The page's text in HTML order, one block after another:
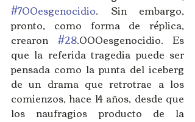
#700esgenocidio. Sin embargo,
pronto, como forma de réplica,
crearon #28.000esgenocidio. Es
que la referida tragedia puede ser
pensada como la punta del iceberg
de un drama que retrotrae a los
comienzos, hace 14 años, desde que
los naufragios producto de la